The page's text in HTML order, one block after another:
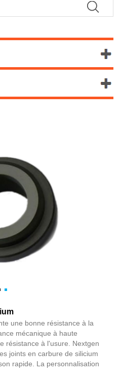
une bonne résistance à la
mécanique à haute
résistance à l'usure. Nextgen
joints en carbure de silicium
rapide. La personnalisation